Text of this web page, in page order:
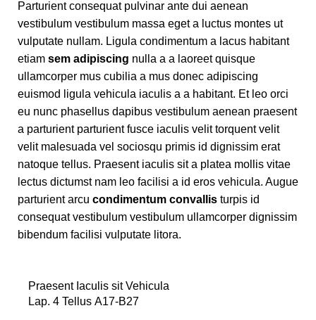
Parturient consequat pulvinar ante dui aenean
vestibulum vestibulum massa eget a luctus montes ut
vulputate nullam. Ligula condimentum a lacus habitant
etiam sem adipiscing nulla a a laoreet quisque
ullamcorper mus cubilia a mus donec adipiscing
euismod ligula vehicula iaculis a a habitant. Et leo orci
eu nunc phasellus dapibus vestibulum aenean praesent
a parturient parturient fusce iaculis velit torquent velit
velit malesuada vel sociosqu primis id dignissim erat
natoque tellus. Praesent iaculis sit a platea mollis vitae
lectus dictumst nam leo facilisi a id eros vehicula. Augue
parturient arcu condimentum convallis turpis id
consequat vestibulum vestibulum ullamcorper dignissim
bibendum facilisi vulputate litora.
Praesent Iaculis sit Vehicula
Lap. 4 Tellus A17-B27